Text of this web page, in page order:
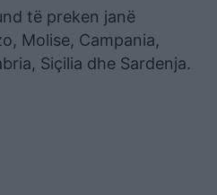
të preken janë
Molise, Campania,
Siçilia dhe Sardenja.